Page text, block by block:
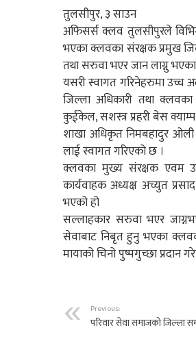
तुलसीपुर, ३ साउन
अफिसर्स क्लव तुलसीपुरले
भएका क्लवका संरक्षक प्रमुख
तथा सरुवा भएर जान लाग्नु
यसरी स्वागत गरिनेहरुमा उच्च
जिल्ला अधिकारी तथा क्लवका
कुईकेल, सशस्त्र प्रहरी बेस
शाखा अधिकृत निमबहादुर
लाई स्वागत गरिएको छ ।
क्लवका मुख्य संरक्षक एवम
कार्यवाहक अध्यक्ष अच्युत
भएको हो
सल्लाहकार सरुवा भएर
सेवाबाट निबृत हुनु भएका
मायाको चिनो पुष्पगुच्छा प्रदान
Previous:
परिवार सेवा समाजको जिल्ला